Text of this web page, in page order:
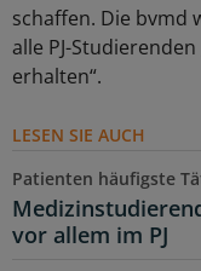
schaffen. Die bvmd
alle PJ-
erhalten“.
LESEN SIE AUCH
Patienten häufigste
vor allem im PJ